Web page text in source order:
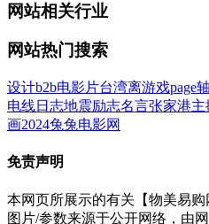
网站相关行业
网站热门搜索
设计b2b电影片台湾离游戏page
电线日志地震励志名言张家港主
画2024兔兔电影网
免责声明
本网页所展示的有关【物美易
图片/参数来源于公开网络，由